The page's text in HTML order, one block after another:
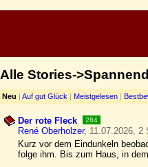
Alle Stories-
Neu | Auf gut Glück | Meistgelesen |
Der rote Fleck 284
René Oberholzer, 11.07.2026, 2
Kurz vor dem Eindunkeln
folge ihm. Bis zum Haus, in